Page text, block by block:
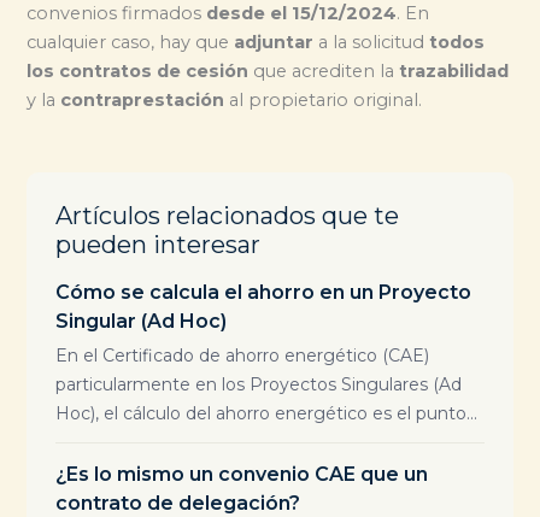
convenios firmados desde el 15/12/2024. En
cualquier caso, hay que adjuntar a la solicitudtodos
los contratos de cesión que acrediten latrazabilidad
y la contraprestación al propietario original.
Artículos relacionados que te
pueden interesar
Cómo se calcula el ahorro en un Proyecto
Singular (Ad Hoc)
En el Certificado de ahorro energético (CAE)
particularmente en los Proyectos Singulares (Ad
Hoc), el cálculo del ahorro energético es el punto...
¿Es lo mismo un convenio CAE que un
contrato de delegación?